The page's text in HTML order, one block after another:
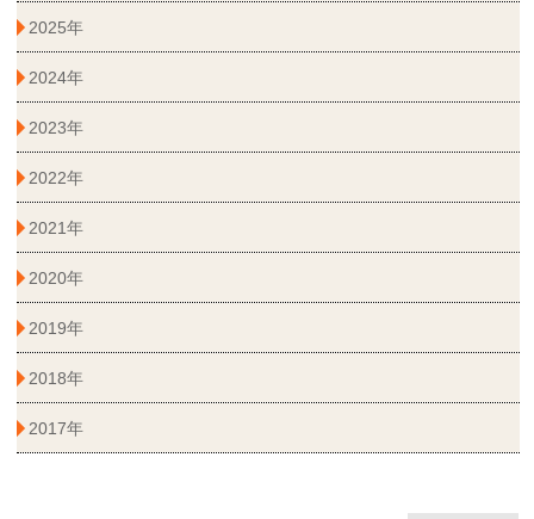
2025年
2024年
2023年
2022年
2021年
2020年
2019年
2018年
2017年